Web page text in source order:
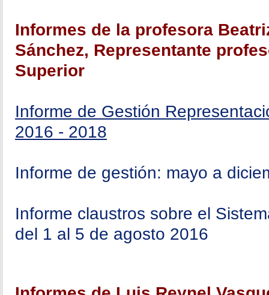
Informes de la profesora
Sánchez, Representante
Superior
Informe de Gestión
2016 - 2018
Informe de gestión: mayo a
Informe claustros sobre el
del 1 al 5 de agosto 2016